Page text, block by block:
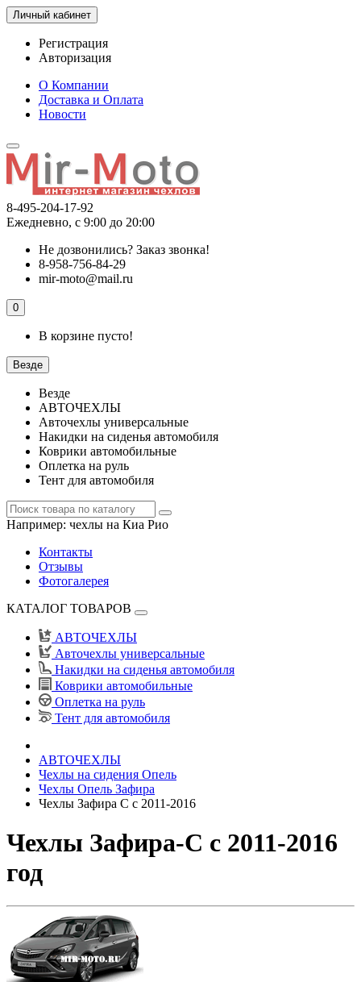
Личный кабинет
Регистрация
Авторизация
О Компании
Доставка и Оплата
Новости
8-495-204-17-92
Ежедневно, с 9:00 до 20:00
Не дозвонились? Заказ звонка!
8-958-756-84-29
mir-moto@mail.ru
0
В корзине пусто!
Везде
Везде
АВТОЧЕХЛЫ
Авточехлы универсальные
Накидки на сиденья автомобиля
Коврики автомобильные
Оплетка на руль
Тент для автомобиля
Например: чехлы на Киа Рио
Контакты
Отзывы
Фотогалерея
КАТАЛОГ ТОВАРОВ
АВТОЧЕХЛЫ
Авточехлы универсальные
Накидки на сиденья автомобиля
Коврики автомобильные
Оплетка на руль
Тент для автомобиля
АВТОЧЕХЛЫ
Чехлы на сидения Опель
Чехлы Опель Зафира
Чехлы Зафира С с 2011-2016
Чехлы Зафира-С с 2011-2016
год